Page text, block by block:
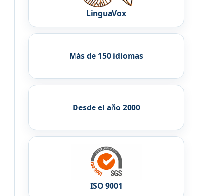
LinguaVox
Más de 150 idiomas
Desde el año 2000
ISO 9001